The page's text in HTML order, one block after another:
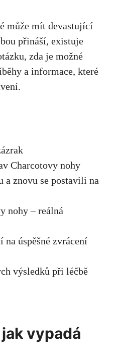
může mít ‌devastující
přináší, existuje
zda je možné
a informace, které‌
Charcotovy nohy
znovu se postavili na
nohy – reálná
úspěšné ​zvrácení
výsledků při léčbě
vypadá